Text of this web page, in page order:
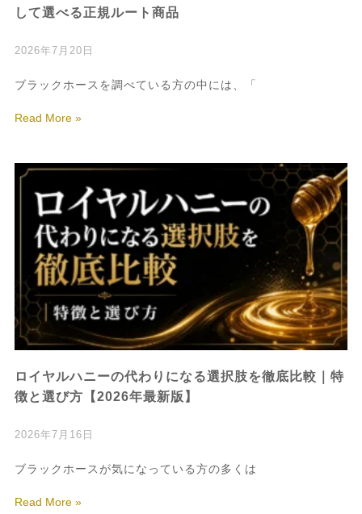
して選べる正規ルート商品
2026年7月20日
ブラックホースを調べている方の中には、「
Read More »
ロイヤルハニーの代わりになる選択肢を徹底比較｜特
徴と選び方【2026年最新版】
2026年7月16日
ブラックホースが気になっている方の多くは
Read More »